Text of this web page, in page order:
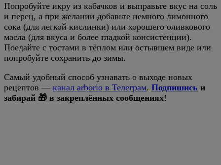
Попробуйте икру из кабачков и выправьте вкус на соль
и перец, а при желании добавьте немного лимонного
сока (для легкой кислинки) или хорошего оливкового
масла (для вкуса и более гладкой консистенции).
Поедайте с тостами в тёплом или остывшем виде или
попробуйте сохранить до зимы.
Самый удобный способ узнавать о выходе новых
рецептов — канал arborio в Телеграм. Подпишись и
забирай 🎁 в закреплённых сообщениях!